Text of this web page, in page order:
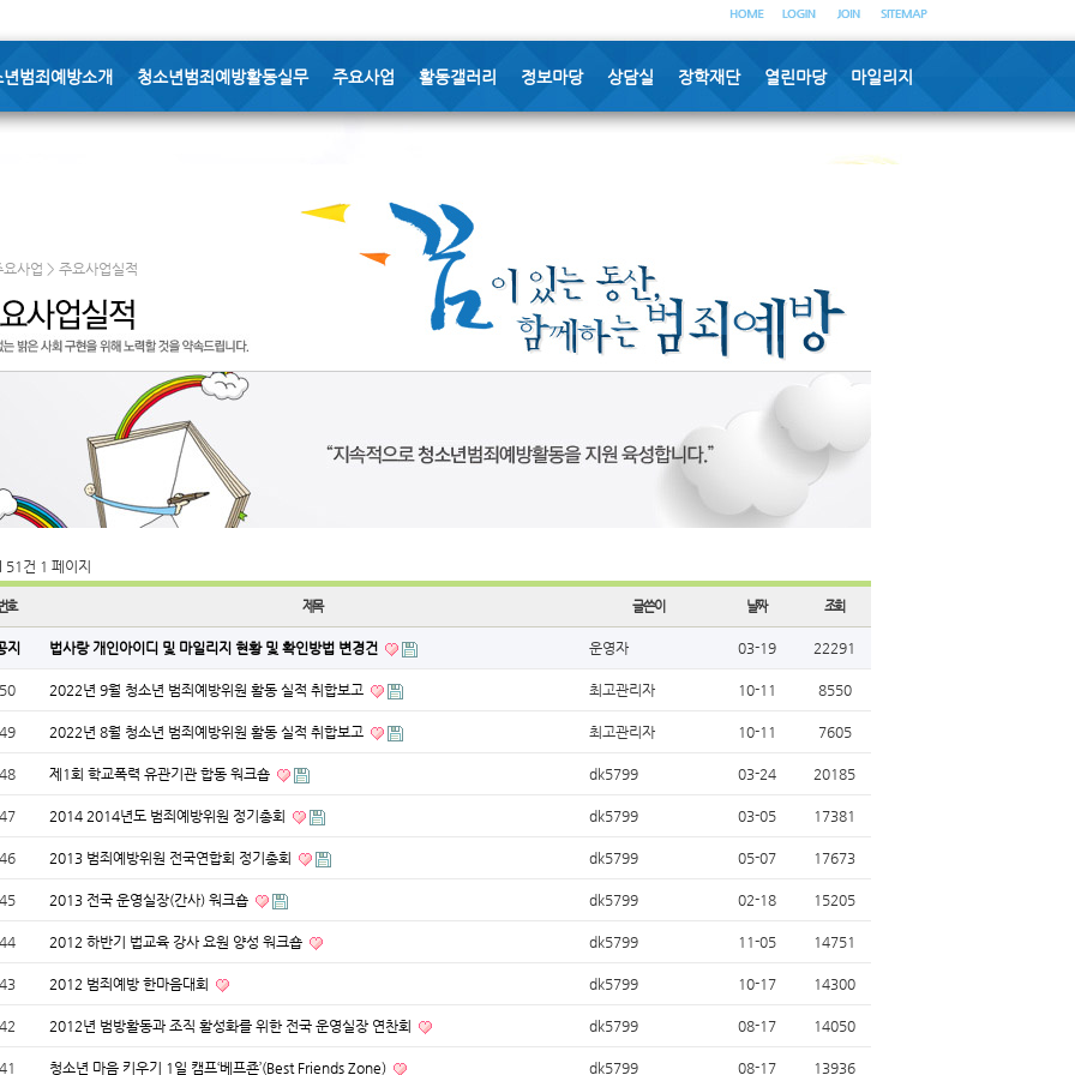
범죄예방소개 청소년범죄예방활동실무 주요사업 활동갤러리 정보마당 상담실 장학재단 열린마당 마일리지
요사업 > 주요사업실적
51건 1 페이지
호 제목 글쓴이 날짜 조회
지 법사랑 개인아이디 및 마일리지 현황 및 확인방법 변경건 운영자 03-19 22291
2022년 9월 청소년 범죄예방위원 활동 실적 취합보고 최고관리자 10-11 8550
2022년 8월 청소년 범죄예방위원 활동 실적 취합보고 최고관리자 10-11 7605
제1회 학교폭력 유관기관 합동 워크숍 dk5799 03-24 20185
2014 2014년도 범죄예방위원 정기총회 dk5799 03-05 17381
2013 범죄예방위원 전국연합회 정기총회 dk5799 05-07 17673
2013 전국 운영실장(간사) 워크숍 dk5799 02-18 15205
2012 하반기 법교육 강사 요원 양성 워크숍 dk5799 11-05 14751
2012 범죄예방 한마음대회 dk5799 10-17 14300
2012년 범방활동과 조직 활성화를 위한 전국 운영실장 연찬회 dk5799 08-17 14050
청소년 마음 키우기 1일 캠프‘베프죤’(Best Friends Zone) dk5799 08-17 13936